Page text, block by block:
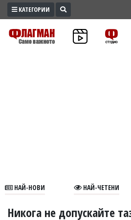
ПРОМО
ЗОНА
В
КАТЕГОРИИ
НАЙ-НОВИ НАЙ-ЧЕТЕНИ
Никога не допускайте